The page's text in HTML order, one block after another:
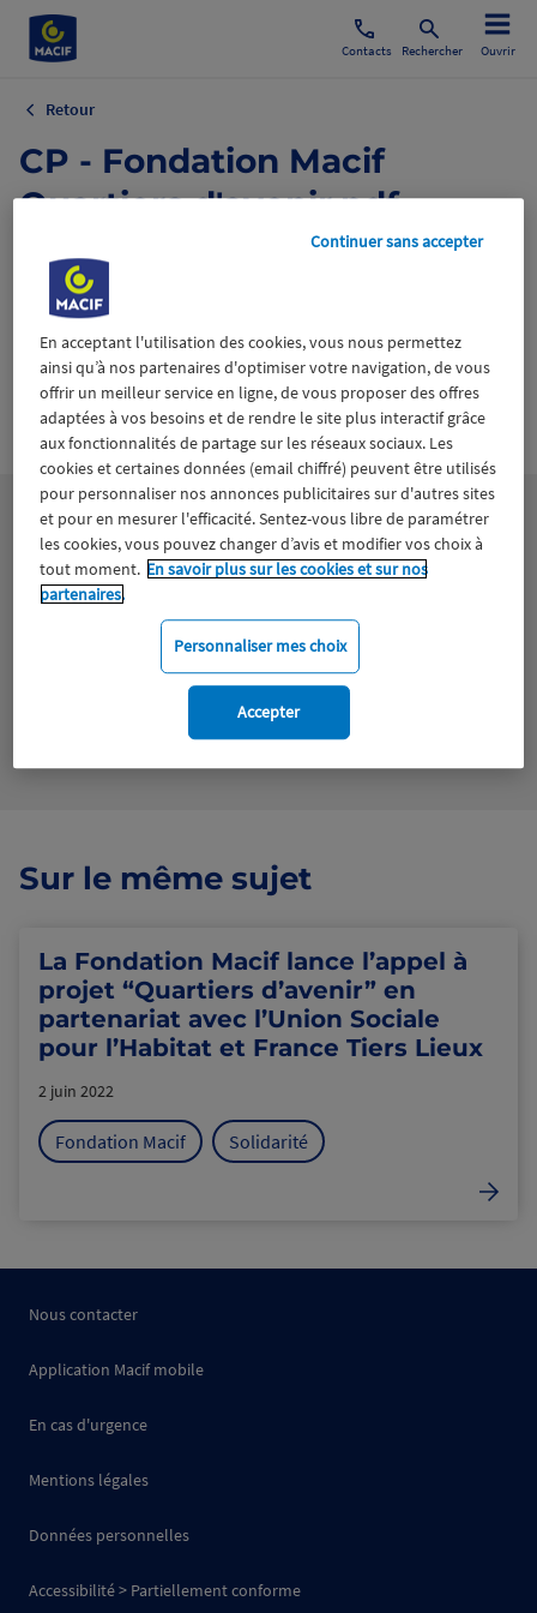
Contacts Rechercher Ouvrir
Retour
CP - Fondation Macif
Quartiers d'avenir.pdf
2 juin 2022
Certifié avec Wiztrust
trusted
sources
Tous droits réservés
Télécharger le fichier
Sur le même sujet
La Fondation Macif lance l’appel à
projet “Quartiers d’avenir” en
partenariat avec l’Union Sociale
pour l’Habitat et France Tiers Lieux
2 juin 2022
Fondation Macif Solidarité
Nous contacter
Application Macif mobile
En cas d'urgence
Mentions légales
Données personnelles
Accessibilité > Partiellement conforme
En acceptant l'utilisation des cookies, vous nous permettez
ainsi qu’à nos partenaires d'optimiser votre navigation, de vous
offrir un meilleur service en ligne, de vous proposer des offres
adaptées à vos besoins et de rendre le site plus interactif grâce
aux fonctionnalités de partage sur les réseaux sociaux. Les
cookies et certaines données (email chiffré) peuvent être utilisés
pour personnaliser nos annonces publicitaires sur d'autres sites
et pour en mesurer l'efficacité. Sentez-vous libre de paramétrer
les cookies, vous pouvez changer d’avis et modifier vos choix à
tout moment. En savoir plus sur les cookies et sur nos
partenaires.
Personnaliser mes choix
Continuer sans accepter
Accepter